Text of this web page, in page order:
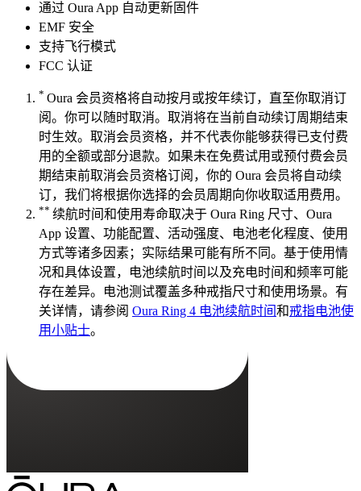
通过 Oura App 自动更新固件
EMF 安全
支持飞行模式
FCC 认证
* Oura 会员资格将自动按月或按年续订，直至你取消订
阅。你可以随时取消。取消将在当前自动续订周期结束
时生效。取消会员资格，并不代表你能够获得已支付费
用的全额或部分退款。如果未在免费试用或预付费会员
期结束前取消会员资格订阅，你的 Oura 会员将自动续
订，我们将根据你选择的会员周期向你收取适用费用。
** 续航时间和使用寿命取决于 Oura Ring 尺寸、Oura
App 设置、功能配置、活动强度、电池老化程度、使用
方式等诸多因素；实际结果可能有所不同。基于使用情
况和具体设置，电池续航时间以及充电时间和频率可能
存在差异。电池测试覆盖多种戒指尺寸和使用场景。有
关详情，请参阅 Oura Ring 4 电池续航时间和戒指电池使
用小贴士。